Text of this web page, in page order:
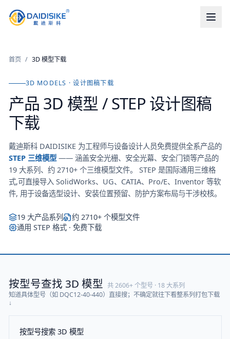
首页 / 3D 模型下载
3D MODELS · 设计图稿下载
产品 3D 模型 / STEP 设计图稿
下载
戴迪斯科 DAIDISIKE 为工程师与设备设计人员免费提供全系产品的
STEP 三维模型—— 涵盖安全光栅、安全光幕、安全门锁等产品的
19大系列、约 2710+ 个三维模型文件。 STEP 是国际通用三维格
式,可直接导入 SolidWorks、UG、CATIA、Pro/E、Inventor 等软
件, 用于设备选型设计、安装位置预留、防护方案布局与干涉校核。
19 大产品系列 约 2710+ 个模型文件
通用 STEP 格式 · 免费下载
按型号查找 3D 模型 共2606+ 个型号 · 18大系列
知道具体型号（如 DQC12-40-440）直接搜；不确定就往下看整系列打包下载
↓
按型号搜索 3D 模型